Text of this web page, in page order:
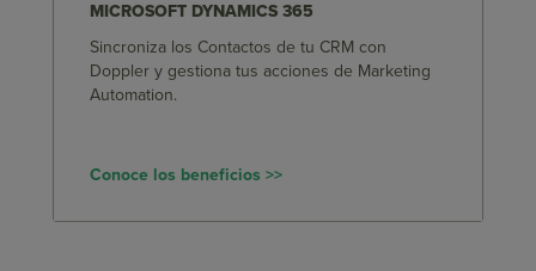
MICROSOFT DYNAMICS 365
Sincroniza los Contactos de tu CRM con
Doppler y gestiona tus acciones de Marketing
Automation.
Conoce los beneficios >>